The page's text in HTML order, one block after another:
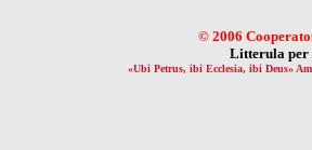
© 2006
Litterula
«Ubi Petrus, ibi Ecclesia, ibi Deus»